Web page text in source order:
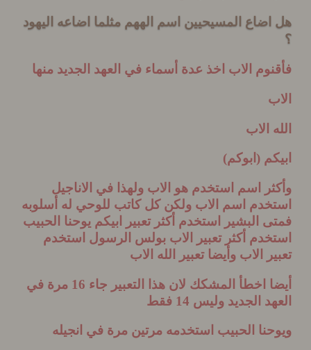
المسيحيين اسم الههم مثلما اضاعه اليهود
الاب اخذ عدة أسماء في العهد الجديد منها
الاب
(ابوكم)
اسم استخدم هو الاب ولهذا في الاناجيل
اسم الاب ولكن كل كاتب للوحي له أسلوبه
البشير استخدم أكثر تعبير ابيكم يوحنا الحبيب
أكثر تعبير الاب بولس الرسول استخدم
الاب وأيضا تعبير الله الاب
أيضا اخطأ المشكك لان هذا التعبير جاء 16 مرة في
الجديد وليس 14 فقط
الحبيب استخدمه مرتين مرة في انجيله